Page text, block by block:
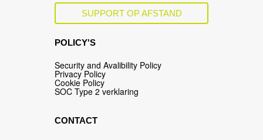
SUPPORT OP AFSTAND
POLICY'S
Security and Avalibility Policy
Privacy Policy
Cookie Policy
SOC Type 2 verklaring
CONTACT